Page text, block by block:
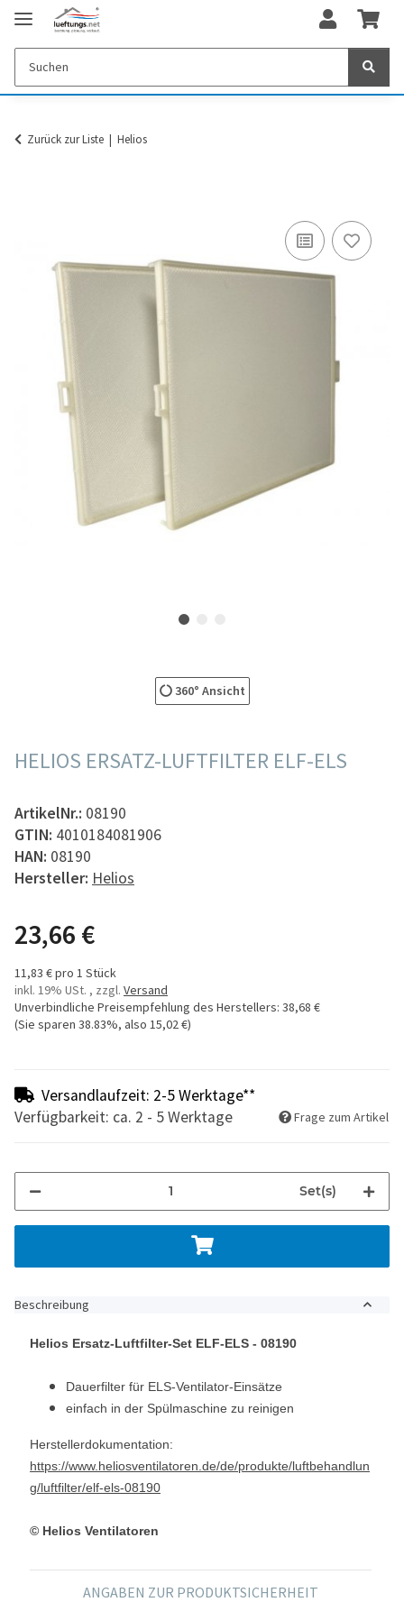
Zurück zur Liste Helios
360° Ansicht
HELIOS ERSATZ-LUFTFILTER ELF-ELS
ArtikelNr.: 08190
GTIN: 4010184081906
HAN: 08190
Hersteller: Helios
23,66 €
11,83 € pro 1 Stück
inkl. 19% USt. , zzgl. Versand
Unverbindliche Preisempfehlung des Herstellers: 38,68 €
(Sie sparen 38.83%, also 15,02 €)
Versandlaufzeit: 2-5 Werktage**
Verfügbarkeit: ca. 2 - 5 Werktage
Frage zum Artikel
Set(s)
Beschreibung
Helios Ersatz-Luftfilter-Set ELF-ELS - 08190
Dauerfilter für ELS-Ventilator-Einsätze
einfach in der Spülmaschine zu reinigen
Herstellerdokumentation:
https://www.heliosventilatoren.de/de/produkte/luftbehandlun
g/luftfilter/elf-els-08190
© Helios Ventilatoren
ANGABEN ZUR PRODUKTSICHERHEIT